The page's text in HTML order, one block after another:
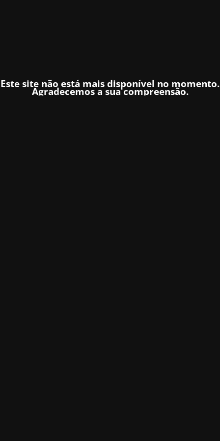
Este site não está mais disponível no momento.
Agradecemos a sua compreensão.